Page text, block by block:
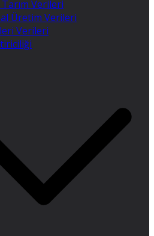
Verileri
Üretim Verileri
Verileri